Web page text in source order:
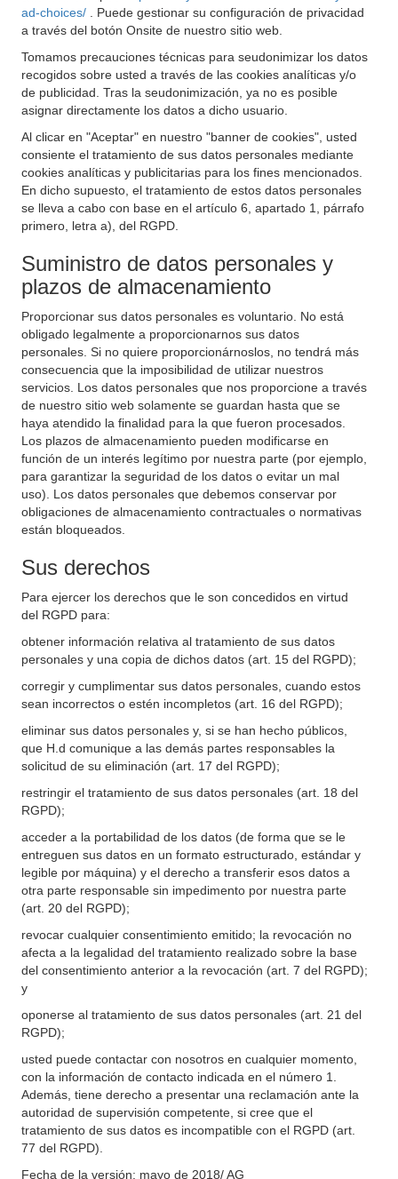
ad-choices/
. Puede gestionar su configuración de privacidad
a través del botón Onsite de nuestro sitio web.
Tomamos precauciones técnicas para seudonimizar los datos
recogidos sobre usted a través de las cookies analíticas y/o
de publicidad. Tras la seudonimización, ya no es posible
asignar directamente los datos a dicho usuario.
Al clicar en "Aceptar" en nuestro "banner de cookies", usted
consiente el tratamiento de sus datos personales mediante
cookies analíticas y publicitarias para los fines mencionados.
En dicho supuesto, el tratamiento de estos datos personales
se lleva a cabo con base en el artículo 6, apartado 1, párrafo
primero, letra a), del RGPD.
Suministro de datos personales y
plazos de almacenamiento
Proporcionar sus datos personales es voluntario. No está
obligado legalmente a proporcionarnos sus datos
personales. Si no quiere proporcionárnoslos, no tendrá más
consecuencia que la imposibilidad de utilizar nuestros
servicios. Los datos personales que nos proporcione a través
de nuestro sitio web solamente se guardan hasta que se
haya atendido la finalidad para la que fueron procesados.
Los plazos de almacenamiento pueden modificarse en
función de un interés legítimo por nuestra parte (por ejemplo,
para garantizar la seguridad de los datos o evitar un mal
uso). Los datos personales que debemos conservar por
obligaciones de almacenamiento contractuales o normativas
están bloqueados.
Sus derechos
Para ejercer los derechos que le son concedidos en virtud
del RGPD para:
obtener información relativa al tratamiento de sus datos
personales y una copia de dichos datos (art. 15 del RGPD);
corregir y cumplimentar sus datos personales, cuando estos
sean incorrectos o estén incompletos (art. 16 del RGPD);
eliminar sus datos personales y, si se han hecho públicos,
que H.d comunique a las demás partes responsables la
solicitud de su eliminación (art. 17 del RGPD);
restringir el tratamiento de sus datos personales (art. 18 del
RGPD);
acceder a la portabilidad de los datos (de forma que se le
entreguen sus datos en un formato estructurado, estándar y
legible por máquina) y el derecho a transferir esos datos a
otra parte responsable sin impedimento por nuestra parte
(art. 20 del RGPD);
revocar cualquier consentimiento emitido; la revocación no
afecta a la legalidad del tratamiento realizado sobre la base
del consentimiento anterior a la revocación (art. 7 del RGPD);
y
oponerse al tratamiento de sus datos personales (art. 21 del
RGPD);
usted puede contactar con nosotros en cualquier momento,
con la información de contacto indicada en el número 1.
Además, tiene derecho a presentar una reclamación ante la
autoridad de supervisión competente, si cree que el
tratamiento de sus datos es incompatible con el RGPD (art.
77 del RGPD).
Fecha de la versión: mayo de 2018/ AG